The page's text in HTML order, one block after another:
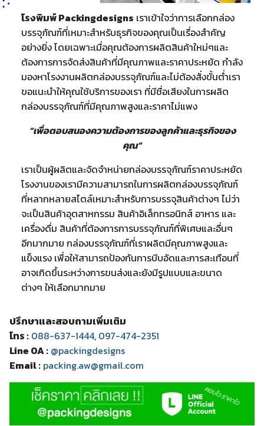
โรงพิมพ์ Packingdesigns เราเข้าใจว่าการเลือกกล่อง
บรรจุภัณฑ์ที่เหมาะสำหรับธุรกิจของคุณเป็นเรื่องสำคัญ
อย่างยิ่ง โดยเฉพาะเมื่อคุณต้องการผลิตสินค้าใหม่ๆและ
ต้องการการจัดส่งสินค้าที่มีคุณภาพและราคาประหยัด กำลัง
มองหาโรงงานผลิตกล่องบรรจุภัณฑ์และไม่ต้องสั่งขั้นต่ำเรา
ขอแนะนำให้คุณใช้บริการของเรา ที่มีชื่อเสียงในการผลิต
กล่องบรรจุภัณฑ์ที่มีคุณภาพสูงและราคาไม่แพง
“เพื่อตอบสนองความต้องการของลูกค้าและธุรกิจของ
คุณ”
เราเป็นผู้ผลิตและจัดจำหน่ายกล่องบรรจุภัณฑ์ราคาประหยัด
โรงงานของเรามีความสามารถในการผลิตกล่องบรรจุภัณฑ์
ที่หลากหลายสไตล์เหมาะสำหรับการบรรจุสินค้าต่างๆ ไม่ว่า
จะเป็นสินค้าอุตสาหกรรม สินค้าอิเล็กทรอนิกส์ อาหาร และ
เครื่องดื่ม สินค้าที่ต้องการการบรรจุภัณฑ์ที่พิเศษและอื่นๆ
อีกมากมาย กล่องบรรจุภัณฑ์ที่เราผลิตมีคุณภาพสูงและ
แข็งแรง เพื่อให้สามารถป้องกันการบีบอัดและการสะเทือนที่
อาจเกิดขึ้นระหว่างการขนส่งและยังมีรูปแบบและขนาด
ต่างๆ ให้เลือกมากมาย
ปรึกษาและสอบถามเพิ่มเติม
โทร : 088-637-1444, 097-474-2351
Line OA : @packingdesigns
Email : packing.aw@gmail.com